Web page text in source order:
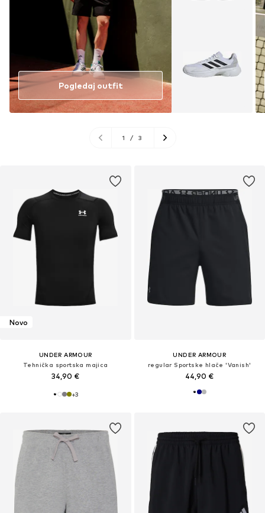
Pogledaj outfit
1 / 3
Novo
UNDER ARMOUR
Tehnička sportska majica
34,90 €
+3
UNDER ARMOUR
regular Sportske hlače 'Vanish'
44,90 €